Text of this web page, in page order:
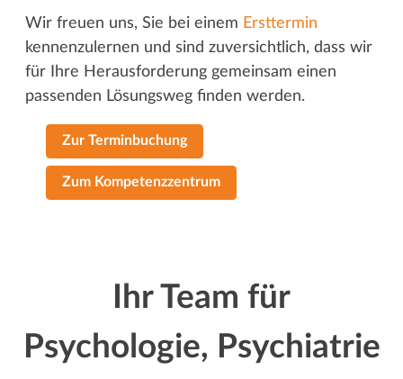
Wir freuen uns, Sie bei einem Ersttermin
kennenzulernen und sind zuversichtlich, dass wir
für Ihre Herausforderung gemeinsam einen
passenden Lösungsweg finden werden.
Zur Terminbuchung
Zum Kompetenzzentrum
Ihr Team für
Psychologie, Psychiatrie